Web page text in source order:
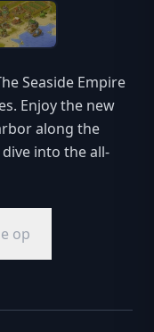
Seaside Empire
Enjoy the new
along the
into the all-
op